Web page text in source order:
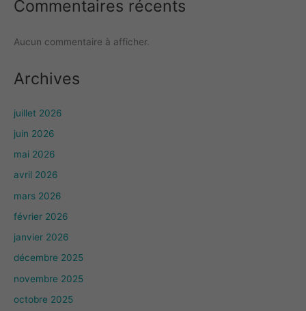
Commentaires récents
Aucun commentaire à afficher.
Archives
juillet 2026
juin 2026
mai 2026
avril 2026
mars 2026
février 2026
janvier 2026
décembre 2025
novembre 2025
octobre 2025